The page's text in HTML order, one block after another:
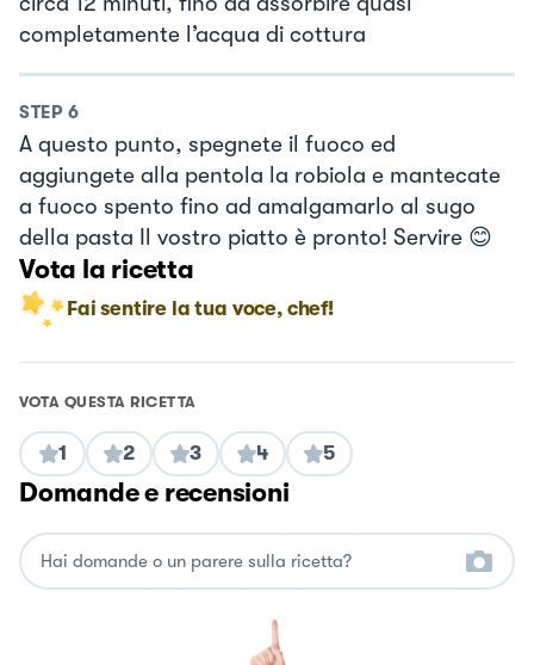
completamente l’acqua di cottura
STEP 6
A questo punto, spegnete il fuoco ed
aggiungete alla pentola la robiola e mantecate
a fuoco spento fino ad amalgamarlo al sugo
della pasta Il vostro piatto è pronto! Servire 😊
Vota la ricetta
Fai sentire la tua voce, chef!
VOTA QUESTA RICETTA
1 2 3 4 5
Domande e recensioni